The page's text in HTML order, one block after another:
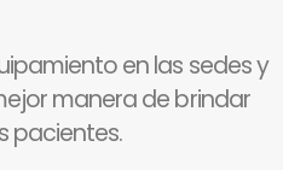
en las sedes y
manera de brindar
pacientes.